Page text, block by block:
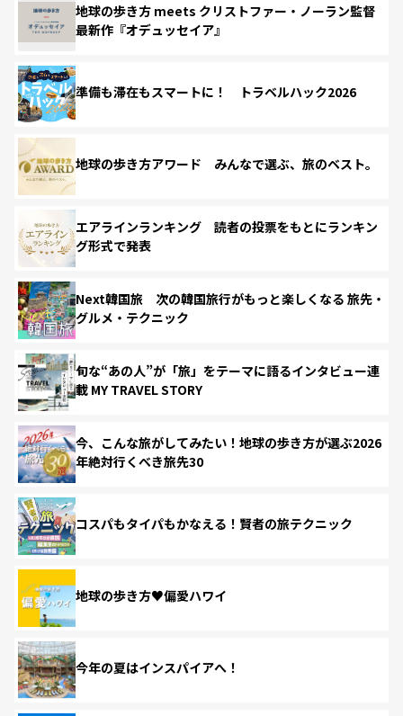
地球の歩き方 meets クリストファー・ノーラン監督
最新作『オデュッセイア』
準備も滞在もスマートに！ トラベルハック2026
地球の歩き方アワード みんなで選ぶ、旅のベスト。
エアラインランキング 読者の投票をもとにランキン
グ形式で発表
Next韓国旅 次の韓国旅行がもっと楽しくなる 旅先・
グルメ・テクニック
旬な“あの人”が「旅」をテーマに語るインタビュー連
載 MY TRAVEL STORY
今、こんな旅がしてみたい！地球の歩き方が選ぶ2026
年絶対行くべき旅先30
コスパもタイパもかなえる！賢者の旅テクニック
地球の歩き方♥偏愛ハワイ
今年の夏はインスパイアへ！